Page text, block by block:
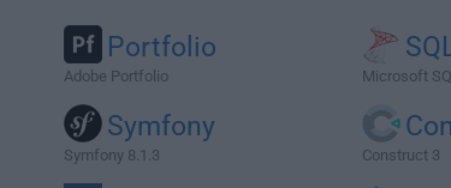
Portfolio
Adobe Portfolio Microsoft
Symfony
Symfony 8.1.3 Construct 3